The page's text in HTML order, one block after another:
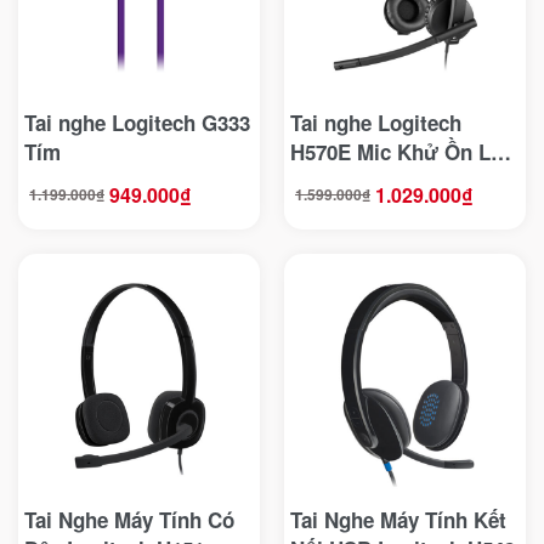
Tai nghe Logitech G333
Tím
1.199.000₫
Giá
gốc 949.000₫
Giá
hiện
Tai nghe Logitech
H570E Mic Khử Ồn Lọc
1.599.000₫
Giá
gốc 1.029.000₫
Giá
hiện
Tai Nghe Máy Tính Có
Tai Nghe Máy Tính Kết